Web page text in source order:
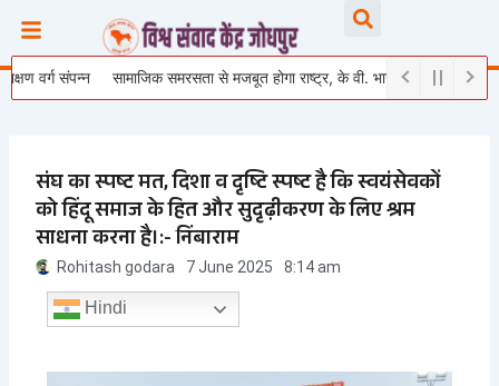
content
संपन्न सामाजिक समरसता से मजबूत होगा राष्ट्र, के वी. भागैय्या जी ने युवाओं को दिया
संघ का स्पष्ट मत, दिशा व दृष्टि स्पष्ट है कि स्वयंसेवकों
को हिंदू समाज के हित और सुदृढ़ीकरण के लिए श्रम
साधना करना है।:- निंबाराम
Rohitash godara 7 June 2025 8:14 am
Hindi